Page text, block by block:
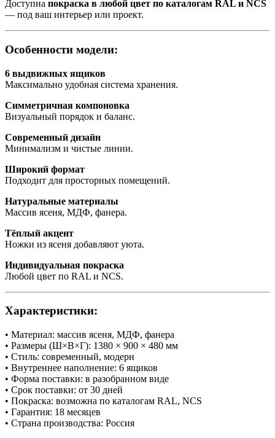
Доступна покраска в любой цвет по каталогам RAL и NCS
— под ваш интерьер или проект.
Особенности модели:
6 выдвижных ящиков
Максимально удобная система хранения.
Симметричная компоновка
Визуальный порядок и баланс.
Современный дизайн
Минимализм и чистые линии.
Широкий формат
Подходит для просторных помещений.
Натуральные материалы
Массив ясеня, МДФ, фанера.
Тёплый акцент
Ножки из ясеня добавляют уюта.
Индивидуальная покраска
Любой цвет по RAL и NCS.
Характеристики:
• Материал: массив ясеня, МДФ, фанера
• Размеры (Ш×В×Г): 1380 × 900 × 480 мм
• Стиль: современный, модерн
• Внутреннее наполнение: 6 ящиков
• Форма поставки: в разобранном виде
• Срок поставки: от 30 дней
• Покраска: возможна по каталогам RAL, NCS
• Гарантия: 18 месяцев
• Страна производства: Россия